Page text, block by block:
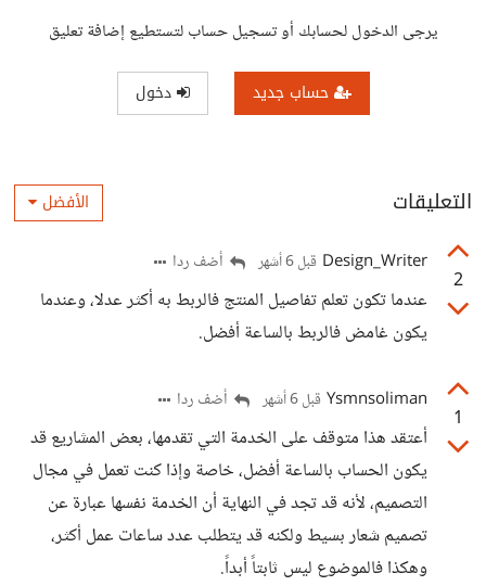
يرجى الدخول لحسابك أو تسجيل حساب لتستطيع إضافة تعليق
حساب جديد دخول
التعليقات الأفضل
2
Design_Writer قبل 6 أشهر أضف ردا
عندما تكون تعلم تفاصيل المنتج فالربط به أكثر عدلا، وعندما
يكون غامض فالربط بالساعة أفضل.
1
Ysmnsoliman قبل 6 أشهر أضف ردا
أعتقد هذا متوقف على الخدمة التي تقدمها، بعض المشاريع قد
يكون الحساب بالساعة أفضل، خاصة وإذا كنت تعمل في مجال
التصميم، لأنه قد تجد في النهاية أن الخدمة نفسها عبارة عن
تصميم شعار بسيط ولكنه قد يتطلب عدد ساعات عمل أكثر،
وهكذا فالموضوع ليس ثابتاً أبداً.